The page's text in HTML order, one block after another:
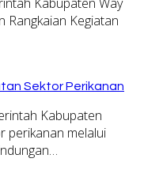
Rangkaian Kegiatan
Sektor Perikanan
Kabupaten
perikanan melalui